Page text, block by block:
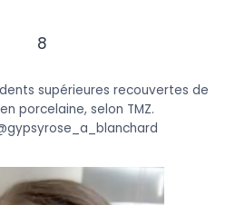
8
supérieures recouvertes de
porcelaine, selon TMZ.